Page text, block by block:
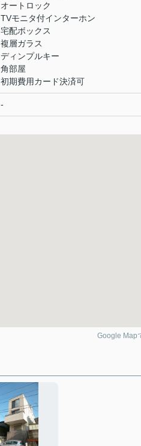
オートロック
TVモニタ付インターホン
宅配ボックス
複層ガラス
ディンプルキー
角部屋
初期費用カード決済可
-
Google Map